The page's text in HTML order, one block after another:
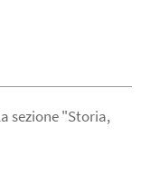
sezione "Storia,